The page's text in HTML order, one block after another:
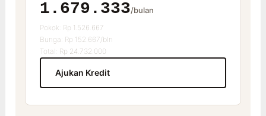
1.679.333/bulan
Pokok: Rp 1.526.667
Bunga: Rp 152.667/bln
Total: Rp 24.732.000
Ajukan Kredit